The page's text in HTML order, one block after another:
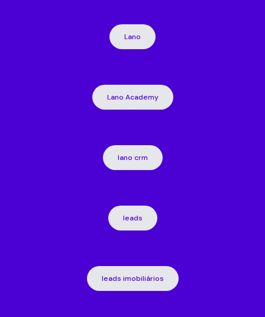
Lano
Lano Academy
lano crm
leads
leads imobiliários